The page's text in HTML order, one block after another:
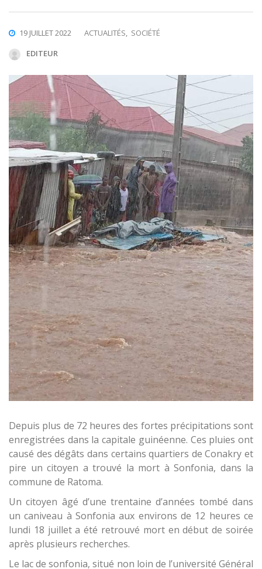
19 JUILLET 2022 ACTUALITÉS, SOCIÉTÉ
EDITEUR
Depuis plus de 72 heures des fortes précipitations sont
enregistrées dans la capitale guinéenne. Ces pluies ont
causé des dégâts dans certains quartiers de Conakry et
pire un citoyen a trouvé la mort à Sonfonia, dans la
commune de Ratoma.
Un citoyen âgé d’une trentaine d’années tombé dans
un caniveau à Sonfonia aux environs de 12 heures ce
lundi 18 juillet a été retrouvé mort en début de soirée
après plusieurs recherches.
Le lac de sonfonia, situé non loin de l’université Général